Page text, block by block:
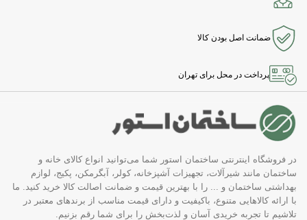
ضمانت اصل بودن کالا
پرداخت در محل برای تهران
در فروشگاه اینترنتی ساختمان استور شما می‌توانید انواع کالای خانه و
ساختمان مانند شیرآلات، تجهیزات آشپزخانه، کولر، آبگرمکن، پکیج، لوازم
بهداشتی ساختمان و ... را با بهترین قیمت و ضمانت اصالت کالا خرید کنید. ما
با ارائه کالاهایی متنوع، باکیفیت و دارای قیمت مناسب از برندهای معتبر در
تلاشیم تا تجربه خریدی آسان و لذت‌بخش را برای شما رقم بزنیم.